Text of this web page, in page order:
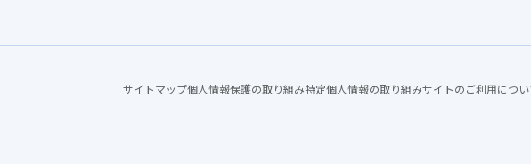
サイトマップ個人情報保護の取り組み特定個人情報の取り組みサイトのご利用につ